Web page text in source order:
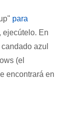
para
ejecútelo. En
azul
(el
encontrará en